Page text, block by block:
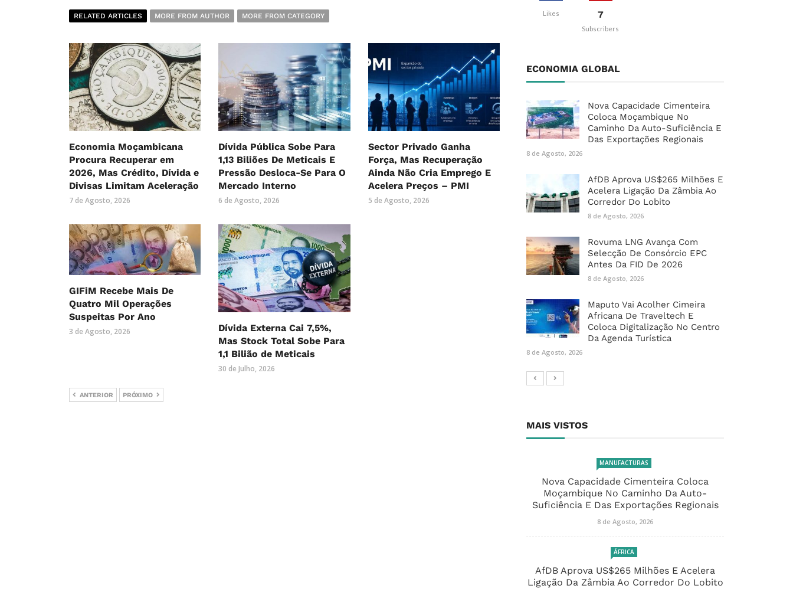
RELATED ARTICLES MORE FROM AUTHOR MORE FROM CATEGORY
Economia Moçambicana
Procura Recuperar em
2026, Mas Crédito, Dívida e
Divisas Limitam Aceleração
7 de Agosto, 2026
Dívida Pública Sobe Para
1,13 Biliões De Meticais E
Pressão Desloca-Se Para O
Mercado Interno
6 de Agosto, 2026
Sector Privado Ganha
Força, Mas Recuperação
Ainda Não Cria Emprego E
Acelera Preços – PMI
5 de Agosto, 2026
GIFiM Recebe Mais De
Quatro Mil Operações
Suspeitas Por Ano
3 de Agosto, 2026
Dívida Externa Cai 7,5%,
Mas Stock Total Sobe Para
1,1 Bilião de Meticais
30 de Julho, 2026
ANTERIOR PRÓXIMO
Likes 7
Subscribers
ECONOMIA GLOBAL
Nova Capacidade Cimenteira
Coloca Moçambique No
Caminho Da Auto-Suficiência E
Das Exportações Regionais
8 de Agosto, 2026
AfDB Aprova US$265 Milhões E
Acelera Ligação Da Zâmbia Ao
Corredor Do Lobito
8 de Agosto, 2026
Rovuma LNG Avança Com
Selecção De Consórcio EPC
Antes Da FID De 2026
8 de Agosto, 2026
Maputo Vai Acolher Cimeira
Africana De Traveltech E
Coloca Digitalização No Centro
Da Agenda Turística
8 de Agosto, 2026
MAIS VISTOS
MANUFACTURAS
Nova Capacidade Cimenteira Coloca
Moçambique No Caminho Da Auto-
Suficiência E Das Exportações Regionais
8 de Agosto, 2026
ÁFRICA
AfDB Aprova US$265 Milhões E Acelera
Ligação Da Zâmbia Ao Corredor Do Lobito